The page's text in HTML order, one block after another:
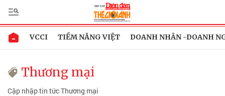
VCCI TIỀM NĂNG VIỆT DOANH NHÂN -DOANH
Thương mại
Cập nhập tin tức Thương mại